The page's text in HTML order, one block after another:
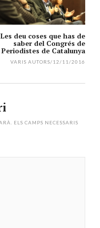
Les deu coses que has de
saber del Congrés de
Periodistes de Catalunya
VARIS AUTORS/12/11/2016
ELS CAMPS NECESSARIS